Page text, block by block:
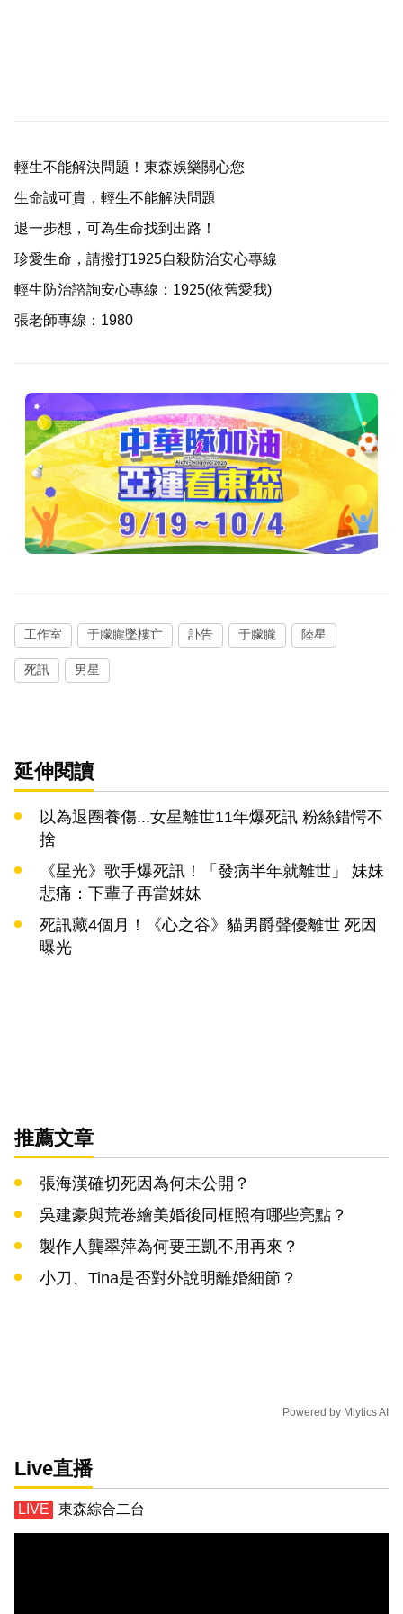
輕生不能解決問題！東森娛樂關心您
生命誠可貴，輕生不能解決問題
退一步想，可為生命找到出路！
珍愛生命，請撥打1925自殺防治安心專線
輕生防治諮詢安心專線：1925(依舊愛我)
張老師專線：1980
工作室 于朦朧墜樓亡 訃告 于朦朧 陸星
死訊 男星
延伸閱讀
以為退圈養傷...女星離世11年爆死訊 粉絲錯愕不
捨
《星光》歌手爆死訊！「發病半年就離世」 妹妹
悲痛：下輩子再當姊妹
死訊藏4個月！《心之谷》貓男爵聲優離世 死因
曝光
推薦文章
張海漢確切死因為何未公開？
吳建豪與荒卷繪美婚後同框照有哪些亮點？
製作人龔翠萍為何要王凱不用再來？
小刀、Tina是否對外說明離婚細節？
Powered by Mlytics AI
Live直播
東森綜合二台